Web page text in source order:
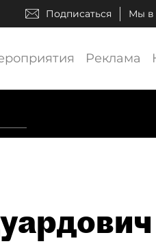
Подписаться Мы в
Реклама